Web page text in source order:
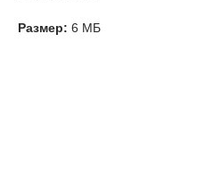
Размер: 6 МБ